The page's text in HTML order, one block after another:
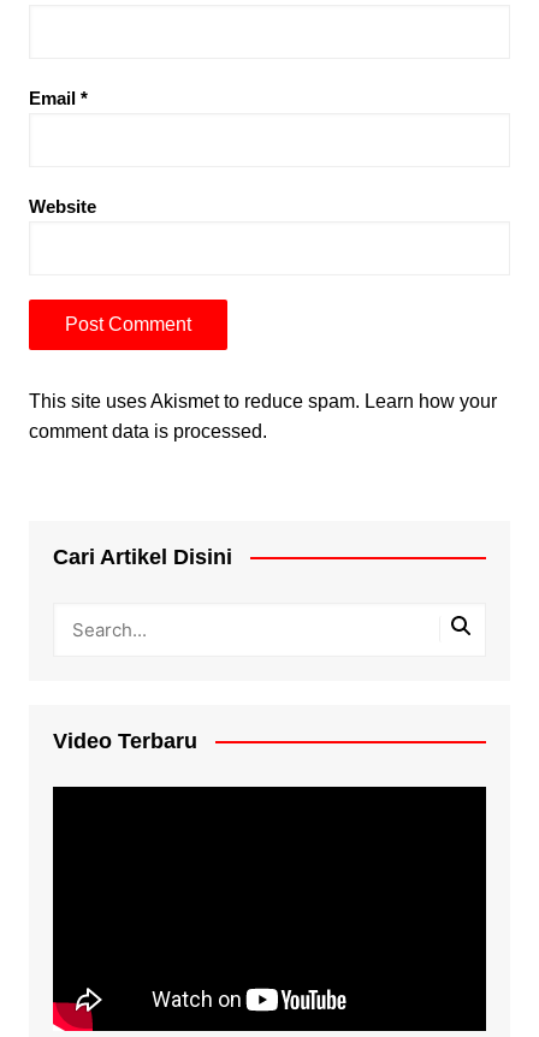
Email *
Website
This site uses Akismet to reduce spam. Learn how your
comment data is processed.
Cari Artikel Disini
Video Terbaru